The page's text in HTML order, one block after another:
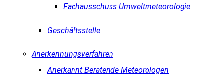
Fachausschuss Umweltmeteorologie
Geschäftsstelle
Anerkennungsverfahren
Anerkannt Beratende Meteorologen